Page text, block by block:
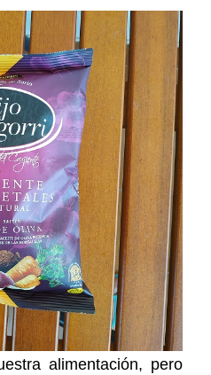
alimentación, pero